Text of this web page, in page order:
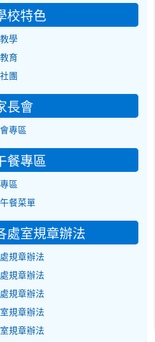
校特色
學
育
團
長會
專區
餐專區
區
餐菜單
處室規章辦法
規章辦法
規章辦法
規章辦法
規章辦法
規章辦法